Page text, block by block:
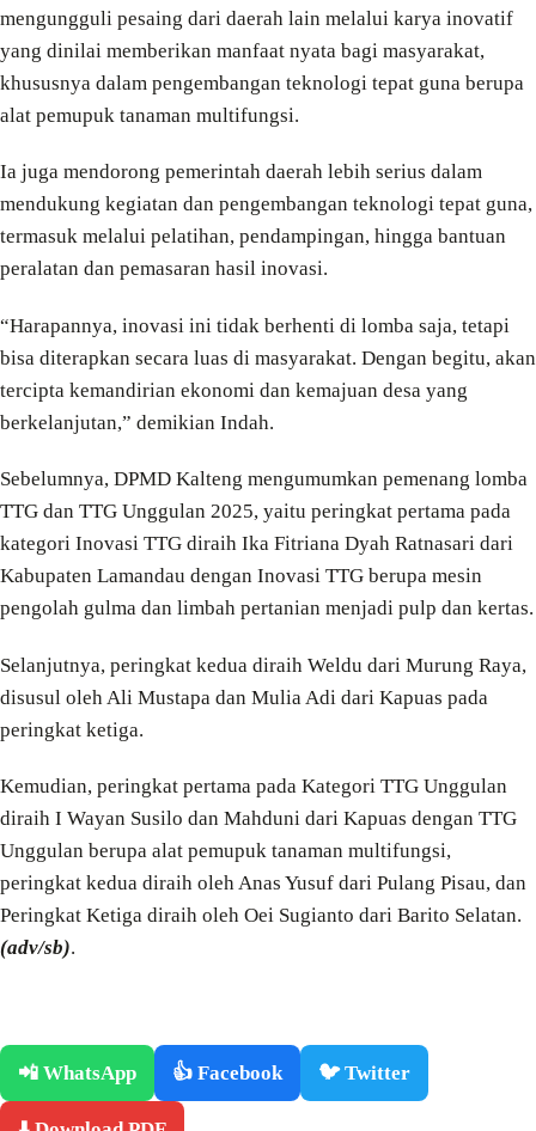
mengungguli pesaing dari daerah lain melalui karya inovatif
yang dinilai memberikan manfaat nyata bagi masyarakat,
khususnya dalam pengembangan teknologi tepat guna berupa
alat pemupuk tanaman multifungsi.
Ia juga mendorong pemerintah daerah lebih serius dalam
mendukung kegiatan dan pengembangan teknologi tepat guna,
termasuk melalui pelatihan, pendampingan, hingga bantuan
peralatan dan pemasaran hasil inovasi.
“Harapannya, inovasi ini tidak berhenti di lomba saja, tetapi
bisa diterapkan secara luas di masyarakat. Dengan begitu, akan
tercipta kemandirian ekonomi dan kemajuan desa yang
berkelanjutan,” demikian Indah.
Sebelumnya, DPMD Kalteng mengumumkan pemenang lomba
TTG dan TTG Unggulan 2025, yaitu peringkat pertama pada
kategori Inovasi TTG diraih Ika Fitriana Dyah Ratnasari dari
Kabupaten Lamandau dengan Inovasi TTG berupa mesin
pengolah gulma dan limbah pertanian menjadi pulp dan kertas.
Selanjutnya, peringkat kedua diraih Weldu dari Murung Raya,
disusul oleh Ali Mustapa dan Mulia Adi dari Kapuas pada
peringkat ketiga.
Kemudian, peringkat pertama pada Kategori TTG Unggulan
diraih I Wayan Susilo dan Mahduni dari Kapuas dengan TTG
Unggulan berupa alat pemupuk tanaman multifungsi,
peringkat kedua diraih oleh Anas Yusuf dari Pulang Pisau, dan
Peringkat Ketiga diraih oleh Oei Sugianto dari Barito Selatan.
(adv/sb).
📲 WhatsApp 👍 Facebook 🐦 Twitter